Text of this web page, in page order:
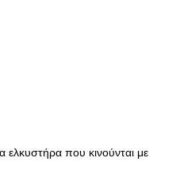
ελκυστήρα που κινούνται με